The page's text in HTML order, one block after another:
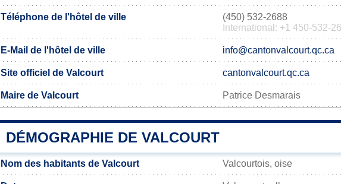
Téléphone de l'hôtel de ville
(450) 532-2688
International: +1 450-532-
E-Mail de l'hôtel de ville info@cantonvalcourt.qc.ca
Site officiel de Valcourt cantonvalcourt.qc.ca
Maire de Valcourt Patrice Desmarais
DÉMOGRAPHIE DE VALCOURT
Nom des habitants de Valcourt Valcourtois, oise